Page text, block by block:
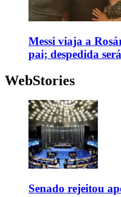
Messi viaja a
pai; despedida
WebStories
Senado rejeitou